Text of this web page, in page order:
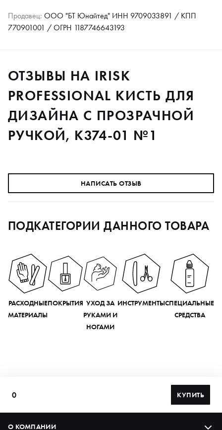
Продавец: ООО "БТ Юнайтед" ИНН 9709033891 / КПП
770901001 / ОГРН 1187746643193
ОТЗЫВЫ НА IRISK
PROFESSIONAL КИСТЬ ДЛЯ
ДИЗАЙНА С ПРОЗРАЧНОЙ
РУЧКОЙ, К374-01 №1
НАПИСАТЬ ОТЗЫВ
ПОДКАТЕГОРИИ ДАННОГО ТОВАРА
РАСХОДНЫЕ
МАТЕРИАЛЫ
ПОКРЫТИЯ УХОД ЗА
РУКАМИ И
НОГАМИ
ИНСТРУМЕНТЫСПЕЦИАЛЬНЫЕ
СРЕДСТВА
0 КУПИТЬ
О КОМПАНИИ